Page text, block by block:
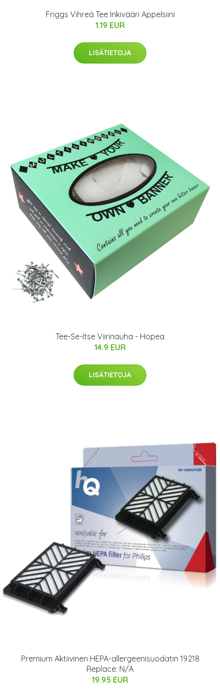
Friggs Vihreä Tee Inkivääri Appelsiini
1.19 EUR
LISÄTIETOJA
Tee-Se-Itse Viirinauha - Hopea
14.9 EUR
LISÄTIETOJA
Premium Aktiivinen HEPA-allergeenisuodatin 19218
Replace: N/A
19.95 EUR